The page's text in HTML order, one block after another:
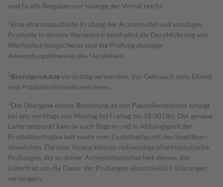
und Gratis-Beigaben nur solange der Vorrat reicht.
1 Eine pharmazeutische Prüfung der Arzneimittel und sonstigen
Produkte in deinem Warenkorb beinhaltet die Durchführung von
Wechselwirkungschecks und die Prüfung etwaiger
Anwendungshinweise des Herstellers.
2Biozidproduktevorsichtig verwenden. Vor Gebrauch stets Etikett
und Produktinformationen lesen.
3Die Übergabe deiner Bestellung an den Paketdienstleister erfolgt
bei uns werktags von Montag bis Freitag bis 18:00 Uhr. Der genaue
Lieferzeitpunkt kann je nach Region und in Abhängigkeit der
Produktverfügbarkeit sowie vom Zustellzeitpunkt des Spediteurs
abweichen. Darüber hinaus können notwendige pharmazeutische
Prüfungen, die zu deiner Arzneimittelsicherheit dienen, die
Lieferfrist um die Dauer der Prüfungen einschließlich Klärungen
verlängern.